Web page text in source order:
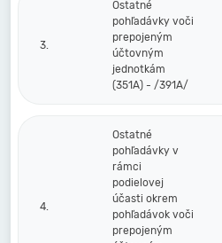
3.
Ostatné
pohľadávky voči
prepojeným
účtovným
jednotkám
(351A) - /391A/
4.
Ostatné
pohľadávky v
rámci
podielovej
účasti okrem
pohľadávok voči
prepojeným